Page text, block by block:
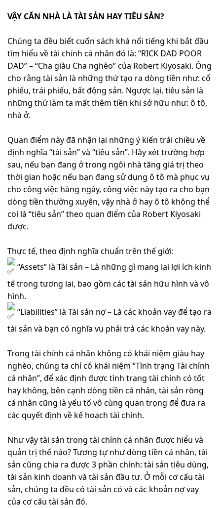
VẬY CĂN NHÀ LÀ TÀI SẢN HAY TIÊU SẢN?
Chúng ta đều biết cuốn sách khá nổi tiếng khi bắt đầu
tìm hiểu về tài chính cá nhân đó là: “RICK DAD POOR
DAD” – “Cha giàu Cha nghèo” của Robert Kiyosaki. Ông
cho rằng tài sản là những thứ tạo ra dòng tiền như: cổ
phiếu, trái phiếu, bất động sản. Ngược lại, tiêu sản là
những thứ làm ta mất thêm tiền khi sở hữu như: ô tô,
nhà ở.
Quan điểm này đã nhận lại những ý kiến trái chiều về
định nghĩa “tài sản” và “tiêu sản”. Hãy xét trường hợp
sau, nếu bạn đang ở trong ngôi nhà tăng giá trị theo
thời gian hoặc nếu bạn đang sử dụng ô tô mà phục vụ
cho công việc hàng ngày, công việc này tạo ra cho bạn
dòng tiền thường xuyên, vậy nhà ở hay ô tô không thể
coi là “tiêu sản” theo quan điểm của Robert Kiyosaki
được.
Thực tế, theo định nghĩa chuẩn trên thế giới:
“Assets” là Tài sản – Là những gì mang lại lợi ích kinh
tế trong tương lai, bao gồm các tài sản hữu hình và vô
hình.
“Liabilities” là Tài sản nợ – Là các khoản vay để tạo ra
tài sản và bạn có nghĩa vụ phải trả các khoản vay này.
Trong tài chính cá nhân không có khái niệm giàu hay
nghèo, chúng ta chỉ có khái niệm “Tình trạng Tài chính
cá nhân”, để xác định được tình trạng tài chính có tốt
hay không, bên cạnh dòng tiền cá nhân, tài sản ròng
cá nhân cũng là yếu tố vô cùng quan trọng để đưa ra
các quyết định về kế hoạch tài chính.
Như vậy tài sản trong tài chính cá nhân được hiểu và
quản trị thế nào? Tương tự như dòng tiền cá nhân, tài
sản cũng chia ra được 3 phần chính: tài sản tiêu dùng,
tài sản kinh doanh và tài sản đầu tư. Ở mỗi cơ cấu tài
sản, chúng ta đều có tài sản có và các khoản nợ vay
của cơ cấu tài sản đó.